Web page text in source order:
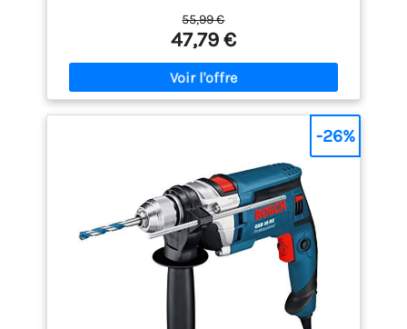
mm dans la maçonnerie et jusqu’à 25 mm dans le
bois Fonction Electronic Speed Control Bosch
permettant d’adapter automatiquement la vitesse
via la gâchette lors des perçages Mandrin
automatique double bague pour des changements
de foret faciles et rapides Livré avec : EasyImpact
55,99 €
47,79 €
-26%